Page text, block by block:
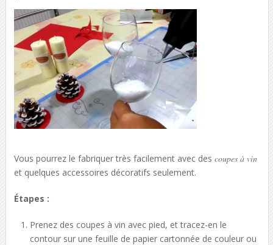
Vous pourrez le fabriquer très facilement avec des coupes à vin
et quelques accessoires décoratifs seulement.
Étapes :
Prenez des coupes à vin avec pied, et tracez-en le
contour sur une feuille de papier cartonnée de couleur ou